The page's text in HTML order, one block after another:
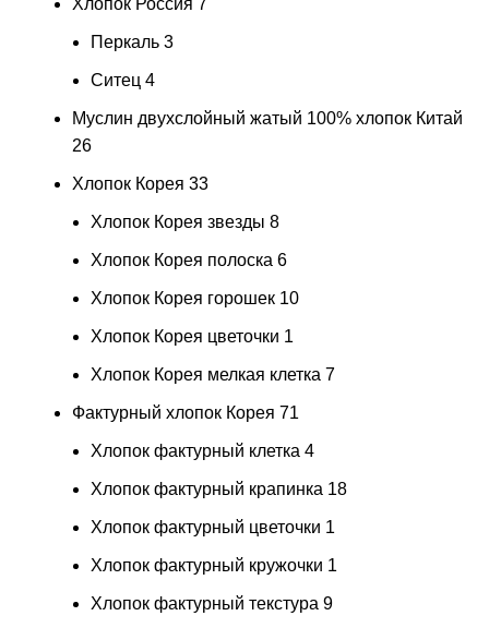
Перкаль 3
Ситец 4
Муслин двухслойный жатый 100% хлопок Китай
26
Хлопок Корея 33
Хлопок Корея звезды 8
Хлопок Корея полоска 6
Хлопок Корея горошек 10
Хлопок Корея цветочки 1
Хлопок Корея мелкая клетка 7
Фактурный хлопок Корея 71
Хлопок фактурный клетка 4
Хлопок фактурный крапинка 18
Хлопок фактурный цветочки 1
Хлопок фактурный кружочки 1
Хлопок фактурный текстура 9